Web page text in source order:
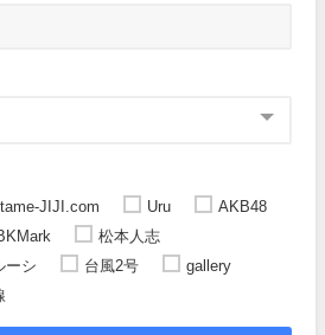
JIJI.com Uru
AKB48
松本人志
ーシ 台風2号
gallery